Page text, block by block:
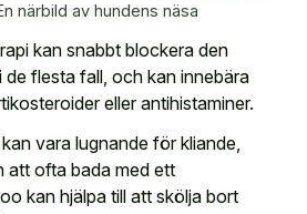
närbild av hundens näsa
kan snabbt blockera den
i de flesta fall, och kan innebära
eller antihistaminer.
vara lugnande för kliande,
att ofta bada med ett
kan hjälpa till att skölja bort